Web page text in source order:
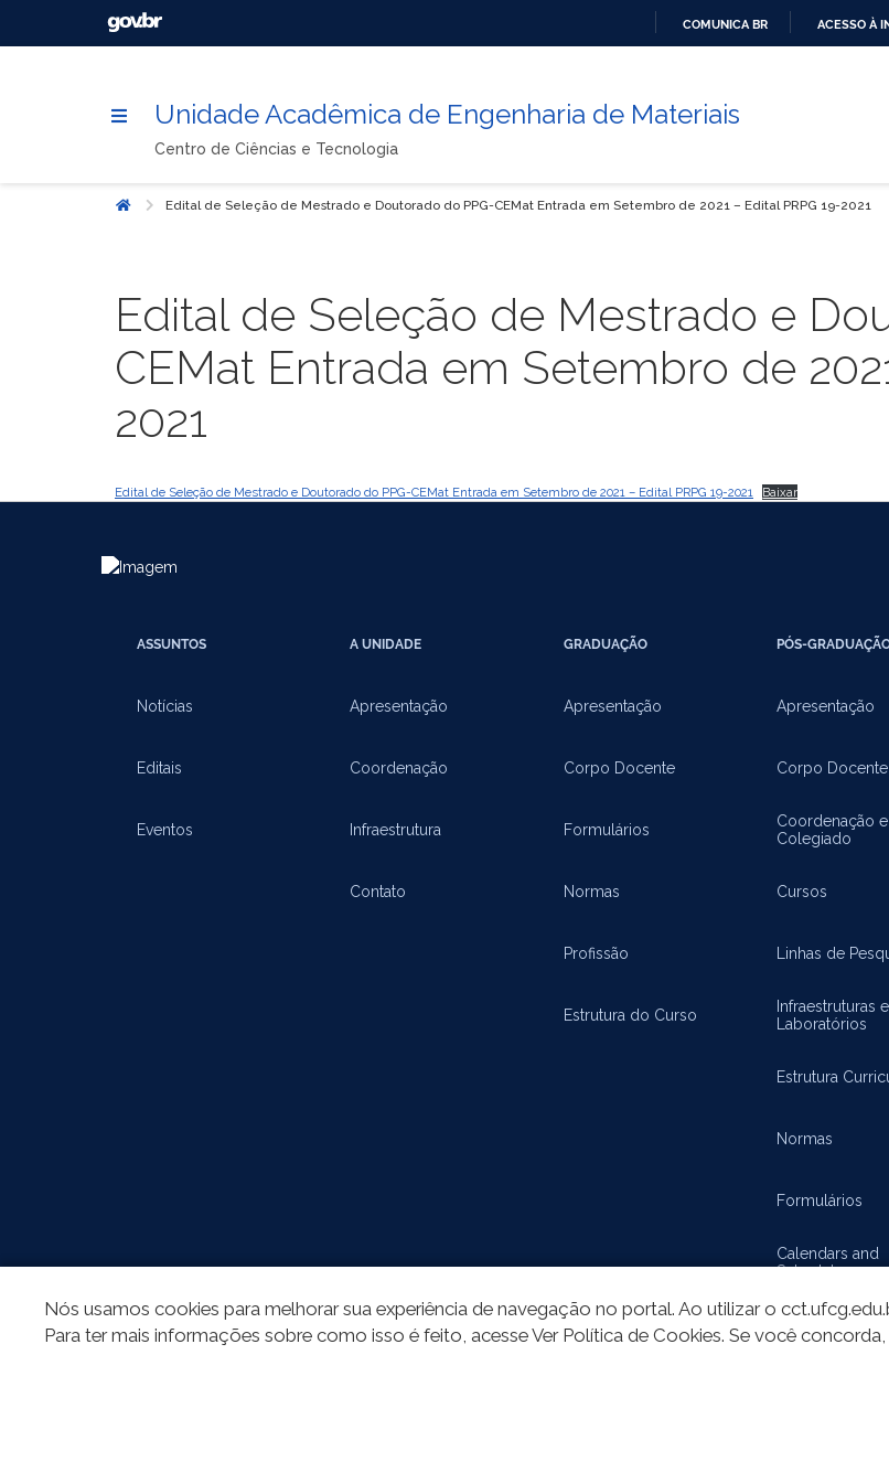
COMUNICA BR ACESSO À
Unidade Acadêmica de Engenharia de Materiais
Centro de Ciências e Tecnologia
Início Edital de Seleção de Mestrado e Doutorado do PPG-CEMat Entrada em Setembro de 2021 – Edital PRPG 19-2021
Edital de Seleção de Mestrado e
CEMat Entrada em Setembro de
2021
Edital de Seleção de Mestrado e Doutorado do PPG-CEMat Entrada em Setembro de 2021 – Edital PRPG 19-2021 Baixar
ASSUNTOS
Notícias
Editais
Eventos
A UNIDADE
Apresentação
Coordenação
Infraestrutura
Contato
GRADUAÇÃO
Apresentação
Corpo Docente
Formulários
Normas
Profissão
Estrutura do Curso
PÓS-
Apresentação
Corpo Docente
Coordenação e
Colegiado
Cursos
Linhas de
Infraestruturas e
Laboratórios
Estrutura
Normas
Formulários
Calendars and
Schedules
REDES SOCIAIS
Nós usamos cookies para melhorar sua experiência de navegação no portal. Ao utilizar o
Para ter mais informações sobre como isso é feito, acesse Ver Política de Cookies. Se você